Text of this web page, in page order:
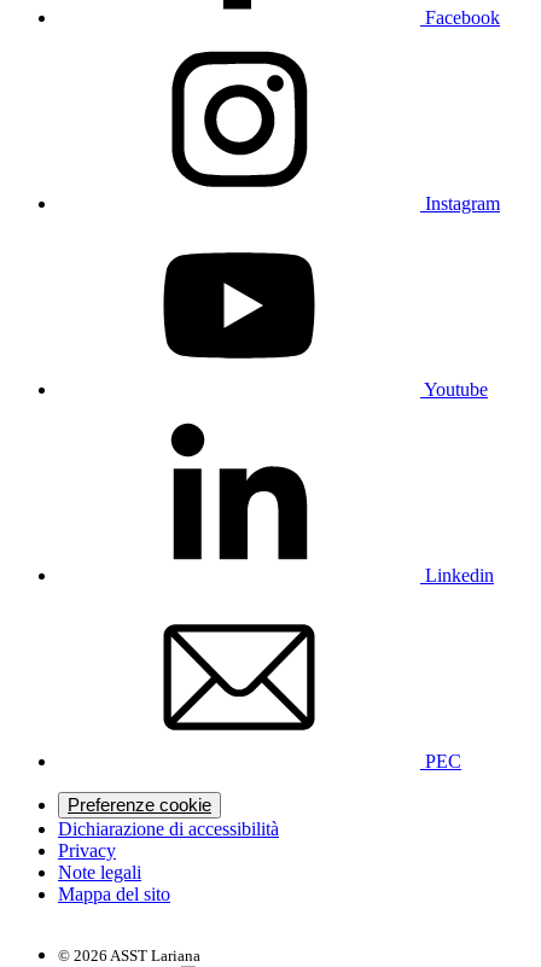
Facebook
Instagram
Youtube
Linkedin
PEC
Preferenze cookie
Dichiarazione di accessibilità
Privacy
Note legali
Mappa del sito
© 2026 ASST Lariana